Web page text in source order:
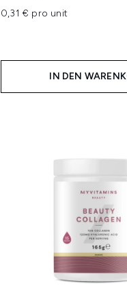
0,31 € pro unit
IN DEN